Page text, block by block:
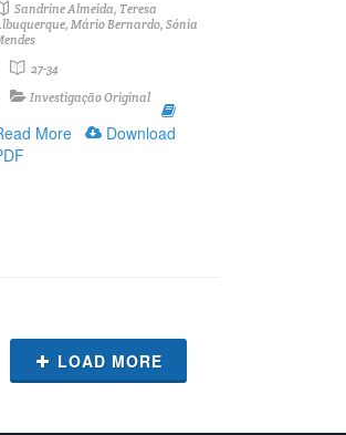
Sandrine Almeida, Teresa
Mário Bernardo, Sónia
27-34
Investigação Original
More
Download
LOAD MORE